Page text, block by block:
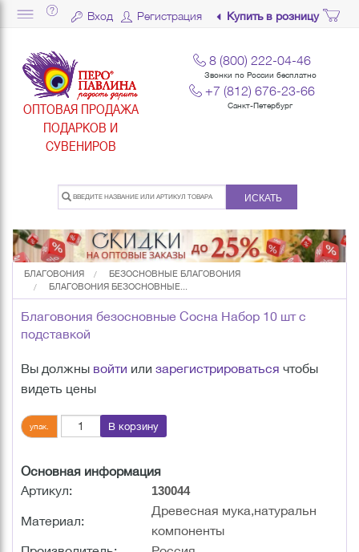
Вход Регистрация Купить в розницу
ОПТОВАЯ ПРОДАЖА
ПОДАРКОВ И
СУВЕНИРОВ
8 (800) 222-04-46
Звонки по России бесплатно
+7 (812) 676-23-66
Санкт-Петербург
ИСКАТЬ
БЛАГОВОНИЯ
БЕЗОСНОВНЫЕ БЛАГОВОНИЯ
БЛАГОВОНИЯ БЕЗОСНОВНЫЕ...
Благовония безосновные Сосна Набор 10 шт с
подставкой
Вы должны войти или зарегистрироваться чтобы
видеть цены
упак. В корзину
Основная информация
Артикул:
130044
Материал:
Древесная мука,натуральн
компоненты